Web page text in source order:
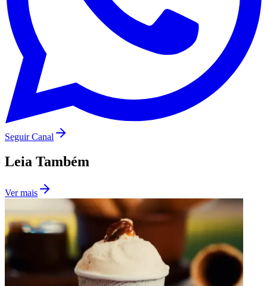
Entre no Canal do
Receba as notícias doJornal de Barueri
direto no celular. Grátis e
sem spam.